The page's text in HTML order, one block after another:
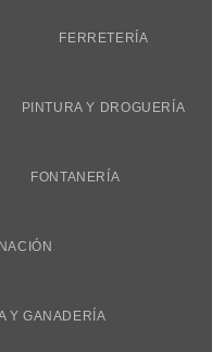
FERRETERÍA
PINTURA Y DROGUERÍA
FONTANERÍA
Y GANADERÍA